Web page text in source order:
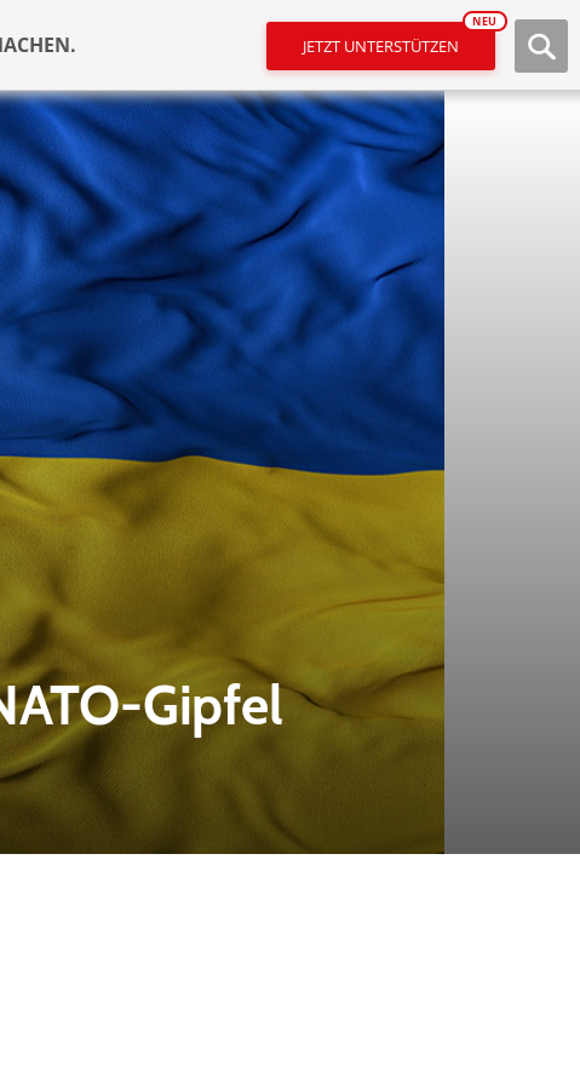
JETZT UNTERSTÜTZEN
NEU
Gipfel